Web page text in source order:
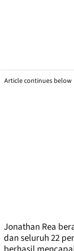
Article continues below
Jonathan Rea
dan seluruh 22